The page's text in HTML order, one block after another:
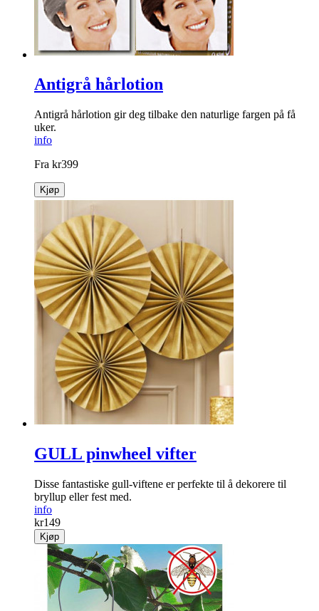
Antigrå hårlotion
Antigrå hårlotion gir deg tilbake den naturlige fargen på få
uker.
info
Fra kr399
Kjøp
GULL pinwheel vifter
Disse fantastiske gull-viftene er perfekte til å dekorere til
bryllup eller fest med.
info
kr149
Kjøp